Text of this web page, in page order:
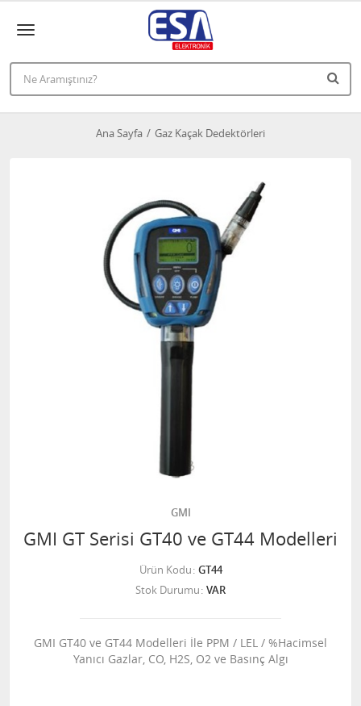
Ana Sayfa Gaz Kaçak Dedektörleri
GMI
GMI GT Serisi GT40 ve GT44 Modelleri
Ürün Kodu GT44
Stok Durumu VAR
GMI GT40 ve GT44 Modelleri İle PPM / LEL / %Hacimsel
Yanıcı Gazlar, CO, H2S, O2 ve Basınç Algı